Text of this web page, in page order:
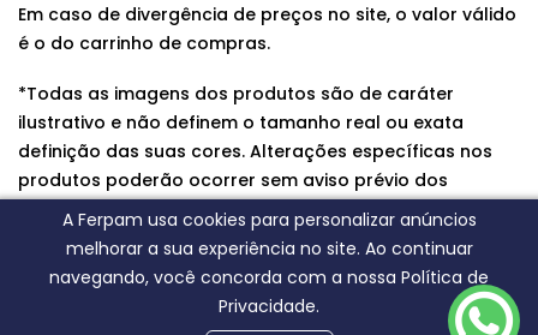
A Ferpam usa cookies para personalizar anúncios
melhorar a sua experiência no site. Ao continuar
navegando, você concorda com a nossa Política de
Privacidade.
Em caso de divergência de preços no site, o valor válido
é o do carrinho de compras.
*Todas as imagens dos produtos são de caráter
ilustrativo e não definem o tamanho real ou exata
definição das suas cores. Alterações específicas nos
produtos poderão ocorrer sem aviso prévio dos
fornecedores, qualquer dúvida sobre nossos produtos
entre em contato conosco.